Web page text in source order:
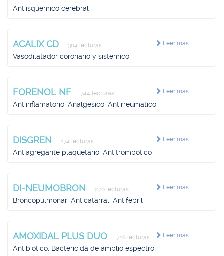
Antiisquémico cerebral
Leer más
ACALIX CD 304 lecturas
Vasodilatador coronario y sistémico
Leer más
FORENOL NF 744 lecturas
Antiinflamatorio, Analgésico, Antirreumático
Leer más
DISGREN 174 lecturas
Antiagregante plaquetario, Antitrombótico
Leer más
DI-NEUMOBRON 270 lecturas
Broncopulmonar, Anticatarral, Antifebril
Leer más
AMOXIDAL PLUS DUO 718 lecturas
Antibiótico, Bactericida de amplio espectro